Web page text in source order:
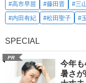
#高市早苗 #藤田晋 #三
#内田有紀
#松田聖子 #
SPECIAL
PR
今年
暑さ